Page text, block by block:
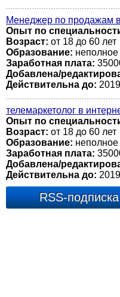
Менеджер по продажам в
Опыт по
Возраст: от 18 до 60 лет
Образование:
Заработная плата:
Добавлена/
Действительна до:
телемаркетолог в
Опыт по
Возраст: от 18 до 60 лет
Образование:
Заработная плата:
Добавлена/
Действительна до:
RSS-